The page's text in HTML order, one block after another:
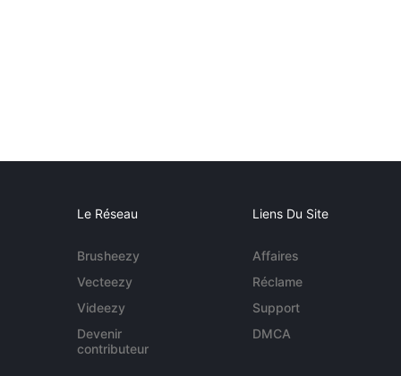
Le Réseau
Brusheezy
Vecteezy
Videezy
Devenir
contributeur
Liens Du Site
Affaires
Réclame
Support
DMCA